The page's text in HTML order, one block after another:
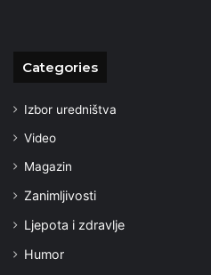
Categories
Izbor uredništva
Video
Magazin
Zanimljivosti
Ljepota i zdravlje
Humor